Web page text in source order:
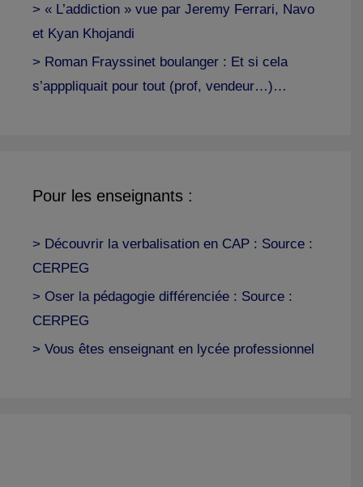
> « L’addiction » vue par Jeremy Ferrari, Navo
et Kyan Khojandi
> Roman Frayssinet boulanger : Et si cela
s’apppliquait pour tout (prof, vendeur…)…
Pour les enseignants :
> Découvrir la verbalisation en CAP : Source :
CERPEG
> Oser la pédagogie différenciée : Source :
CERPEG
> Vous êtes enseignant en lycée professionnel